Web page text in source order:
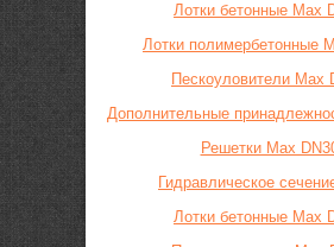
Лотки бетонные Max
Лотки полимербетонные
Пескоуловители Max
Дополнительные
Решетки Max
Гидравлическое
Лотки бетонные Max